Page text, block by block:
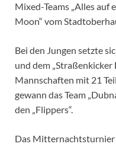
Mixed-Teams „Alles auf
Moon“ vom
Bei den Jungen setzte
und dem
Mannschaften mit 21
gewann das Team
den „Flippers“.
Das